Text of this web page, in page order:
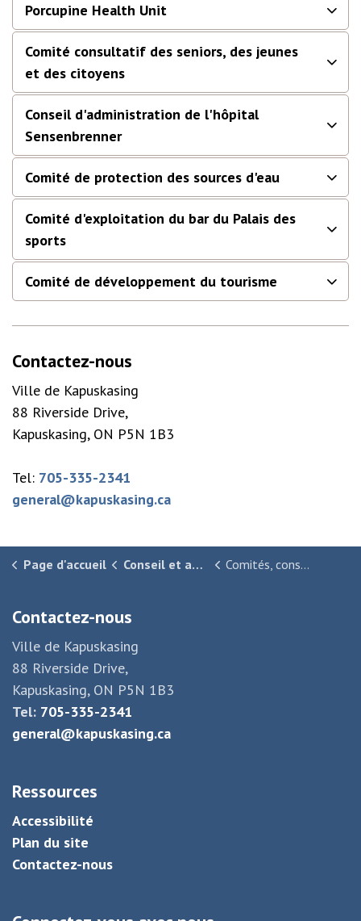
Porcupine Health Unit
Comité consultatif des seniors, des jeunes
et des citoyens
Conseil d'administration de l'hôpital
Sensenbrenner
Comité de protection des sources d'eau
Comité d'exploitation du bar du Palais des
sports
Comité de développement du tourisme
Contactez-nous
Ville de Kapuskasing
88 Riverside Drive,
Kapuskasing, ON P5N 1B3
Tel: 705-335-2341
general@kapuskasing.ca
Page d'accueil Conseil et administration Comités, conseils et sociétés
Contactez-nous
Ville de Kapuskasing
88 Riverside Drive,
Kapuskasing, ON P5N 1B3
Tel: 705-335-2341
general@kapuskasing.ca
Ressources
Accessibilité
Plan du site
Contactez-nous